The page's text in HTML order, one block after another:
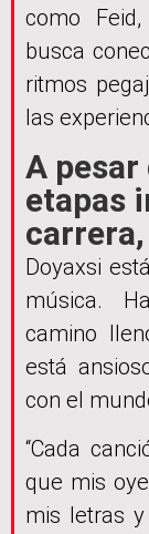
como
busca
ritmos
las
A pesar
etapas
carrera,
Doyaxsi
música.
camino
está
con el
“Cada
que mis
mis letras y